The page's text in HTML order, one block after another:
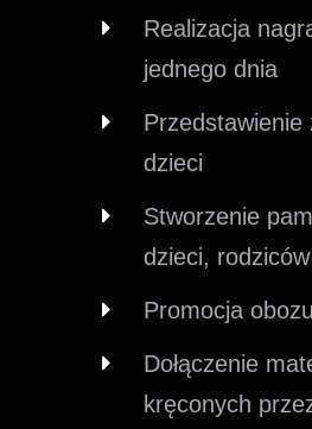
Realizacja
jednego dnia
Przedstawienie
dzieci
Stworzenie
dzieci,
Promocja obozu
Dołączenie
kręconych